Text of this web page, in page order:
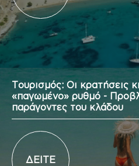
Τουρισμός: Οι κρατήσεις
«παγωμένο» ρυθμό -
παράγοντες του κλάδου
ΔΕΙΤΕ